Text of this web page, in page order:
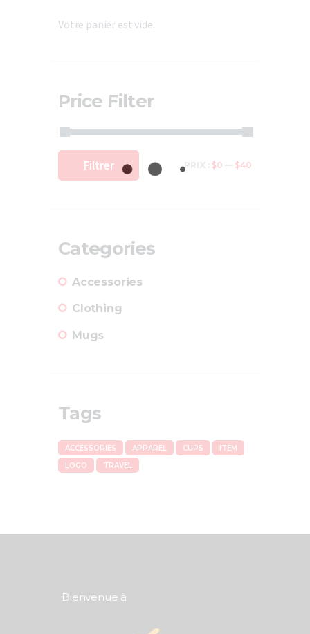
Votre panier est vide.
Price Filter
Filtrer PRIX : $0 $40
Categories
Accessories
Clothing
Mugs
Tags
ACCESSORIES APPAREL CUPS
ITEM
LOGO
TRAVEL
Bienvenue à